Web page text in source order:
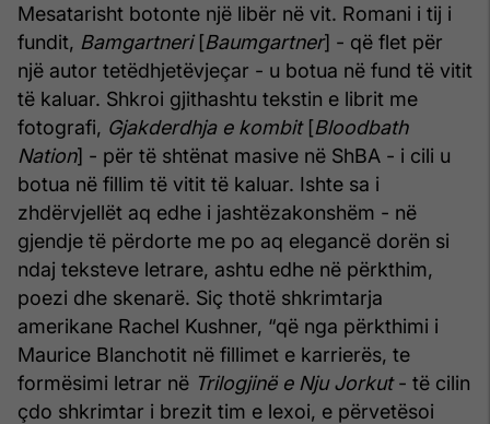
Mesatarisht botonte një libër në vit. Romani i tij i
fundit, Bamgartneri [Baumgartner] - që flet për
një autor tetëdhjetëvjeçar - u botua në fund të vitit
të kaluar. Shkroi gjithashtu tekstin e librit me
fotografi, Gjakderdhja e kombit[Bloodbath
Nation] - për të shtënat masive në ShBA - i cili u
botua në fillim të vitit të kaluar. Ishte sa i
zhdërvjellët aq edhe i jashtëzakonshëm - në
gjendje të përdorte me po aq elegancë dorën si
ndaj teksteve letrare, ashtu edhe në përkthim,
poezi dhe skenarë. Siç thotë shkrimtarja
amerikane Rachel Kushner, “që nga përkthimi i
Maurice Blanchotit në fillimet e karrierës, te
formësimi letrar në Trilogjinë e Nju Jorkut- të cilin
çdo shkrimtar i brezit tim e lexoi, e përvetësoi